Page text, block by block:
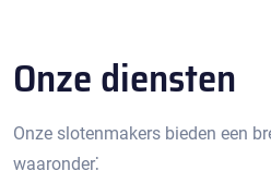
Onze diensten
Onze slotenmakers bieden een
waaronder⁚